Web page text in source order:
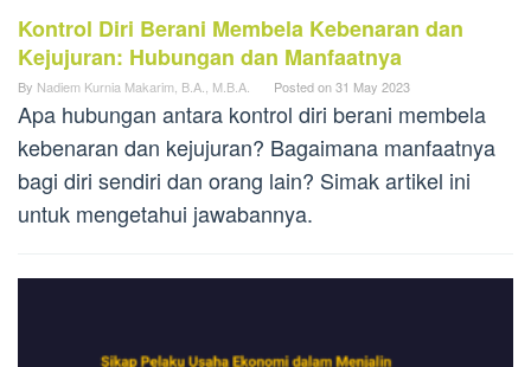
Kontrol Diri Berani Membela Kebenaran dan
Kejujuran: Hubungan dan Manfaatnya
By Nadiem Kurnia Makarim, B.A., M.B.A. Posted on31 May 2023
Apa hubungan antara kontrol diri berani membela
kebenaran dan kejujuran? Bagaimana manfaatnya
bagi diri sendiri dan orang lain? Simak artikel ini
untuk mengetahui jawabannya.